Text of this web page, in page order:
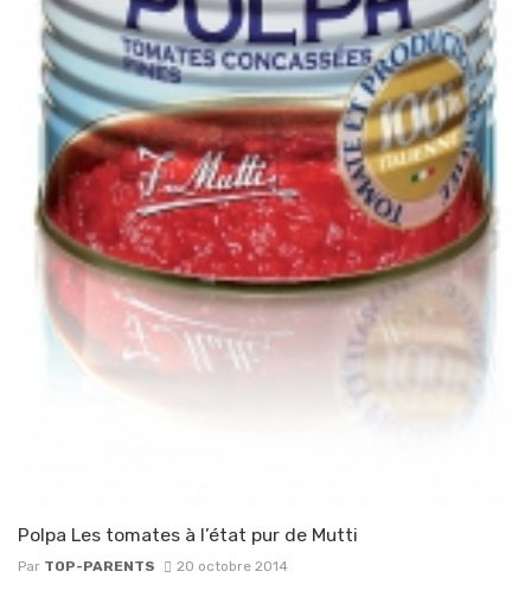
Polpa Les tomates à l’état pur de Mutti
Par TOP-PARENTS 20 octobre 2014